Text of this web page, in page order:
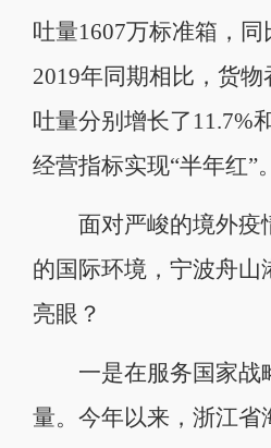
吐量1607万标准箱，
2019年同期相比，货
吐量分别增长了11.7%
经营指标实现“半年红”。
面对严峻的境外疫
的国际环境，宁波舟山
亮眼？
一是在服务国家战
量。今年以来，浙江省